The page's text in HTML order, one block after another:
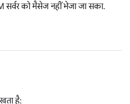
सर्वर को मैसेज नहीं भेजा जा सका.
है: